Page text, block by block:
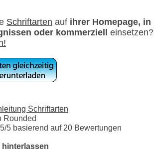
Schriftarten auf ihrer Homepage, in
oder kommerziell
Schriftarten
Rounded
/5 basierend auf 20 Bewertungen
hinterlassen